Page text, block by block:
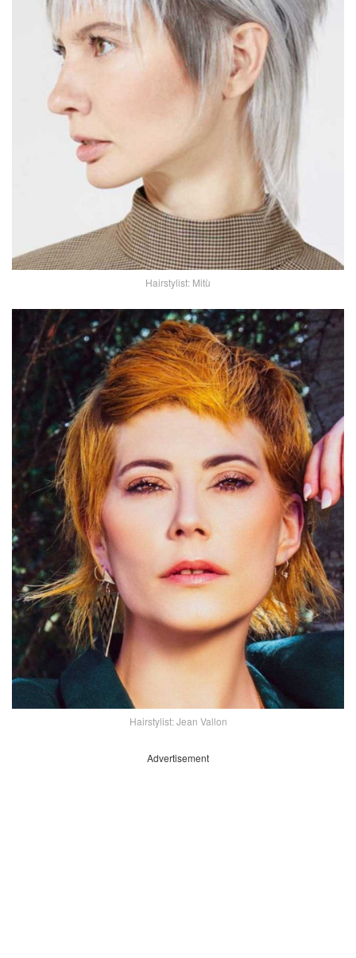
Hairstylist: Mitù
Hairstylist: Jean Vallon
Advertisement